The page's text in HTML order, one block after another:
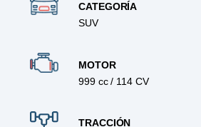
CATEGORÍA
SUV
MOTOR
999 cc / 114 CV
TRACCIÓN